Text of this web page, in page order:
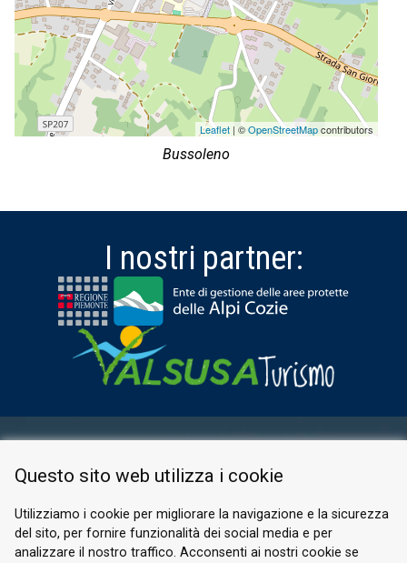
Leaflet | ©OpenStreetMapcontributors
Bussoleno
I nostri partner:
PRIVACY POLICY
© 2026 Valle di Susa
Questo sito web utilizza i cookie
Utilizziamo i cookie per migliorare la navigazione e la sicurezza
del sito, per fornire funzionalità dei social media e per
analizzare il nostro traffico. Acconsenti ai nostri cookie se